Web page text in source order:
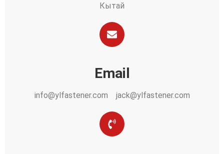
Кытай
Email
info@ylfastener.com jack@ylfastener.com